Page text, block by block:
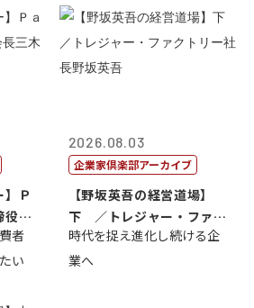
】Ｐ
会
者
い
2026.08.03
企業家倶楽部アーカイブ
【野坂英吾の経営道場】
下 ／トレジャー・ファク
トリー社長野坂...
時代を捉え進化し続ける企
業へ